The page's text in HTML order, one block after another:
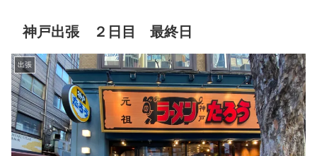
神戸出張 ２日目 最終日
出張